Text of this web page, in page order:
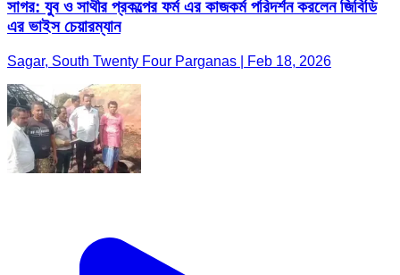
সাগর: যুব ও সাথীর প্রকল্পের ফর্ম এর কাজকর্ম পরিদর্শন করলেন জিবিডি
এর ভাইস চেয়ারম্যান
Sagar, South Twenty Four Parganas | Feb 18, 2026